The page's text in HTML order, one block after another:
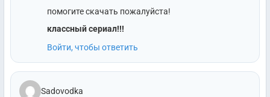
помогите скачать пожалуйста!
классный сериал!!!
Войти, чтобы ответить
Sadovodka